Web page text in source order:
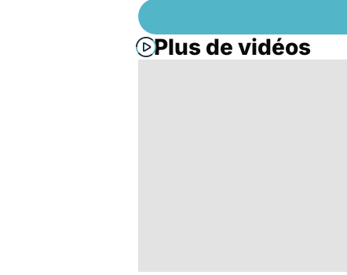
Plus de vidéos